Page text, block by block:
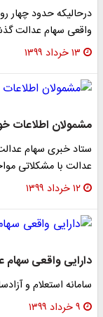
درحالیکه حدود چهار
واقعی سهام عدالت
۱۳ خرداد ۱۳۹۹
مشمولان اطلاعات
ستاد خبری سهام
عدالت با مشکلاتی
۱۲ خرداد ۱۳۹۹
دارایی واقعی سهام
سامانه استعلام و
۹ خرداد ۱۳۹۹